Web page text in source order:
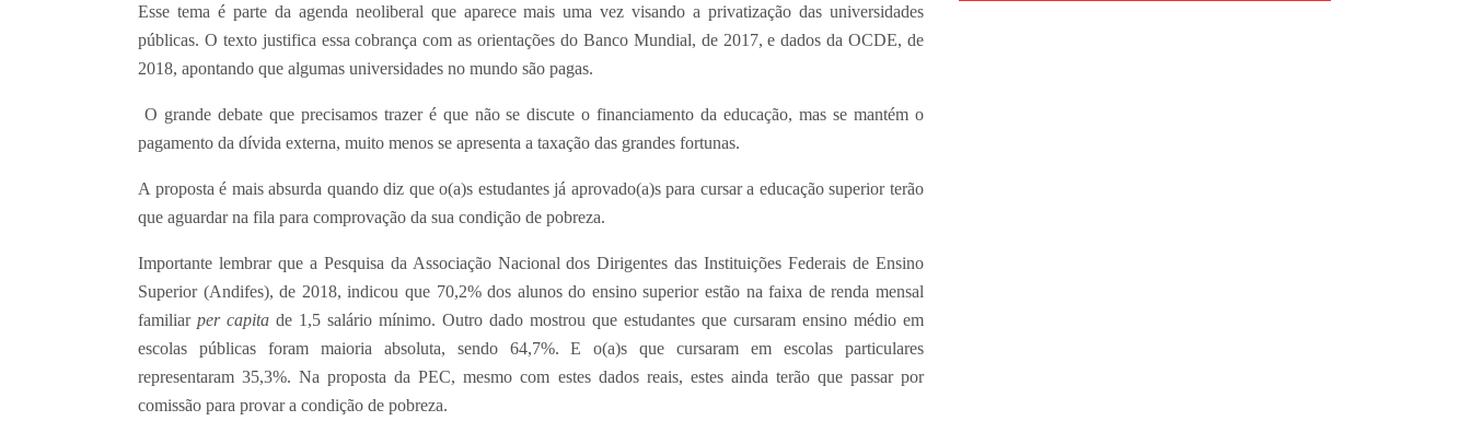
Esse tema é parte da agenda neoliberal que aparece mais uma vez visando a privatização das universidades
públicas. O texto justifica essa cobrança com as orientações do Banco Mundial, de 2017, e dados da OCDE, de
2018, apontando que algumas universidades no mundo são pagas.
O grande debate que precisamos trazer é que não se discute o financiamento da educação, mas se mantém o
pagamento da dívida externa, muito menos se apresenta a taxação das grandes fortunas.
A proposta é mais absurda quando diz que o(a)s estudantes já aprovado(a)s para cursar a educação superior terão
que aguardar na fila para comprovação da sua condição de pobreza.
Importante lembrar que a Pesquisa da Associação Nacional dos Dirigentes das Instituições Federais de Ensino
Superior (Andifes), de 2018, indicou que 70,2% dos alunos do ensino superior estão na faixa de renda mensal
familiar per capita de 1,5 salário mínimo. Outro dado mostrou que estudantes que cursaram ensino médio em
escolas públicas foram maioria absoluta, sendo 64,7%. E o(a)s que cursaram em escolas particulares
representaram 35,3%. Na proposta da PEC, mesmo com estes dados reais, estes ainda terão que passar por
comissão para provar a condição de pobreza.